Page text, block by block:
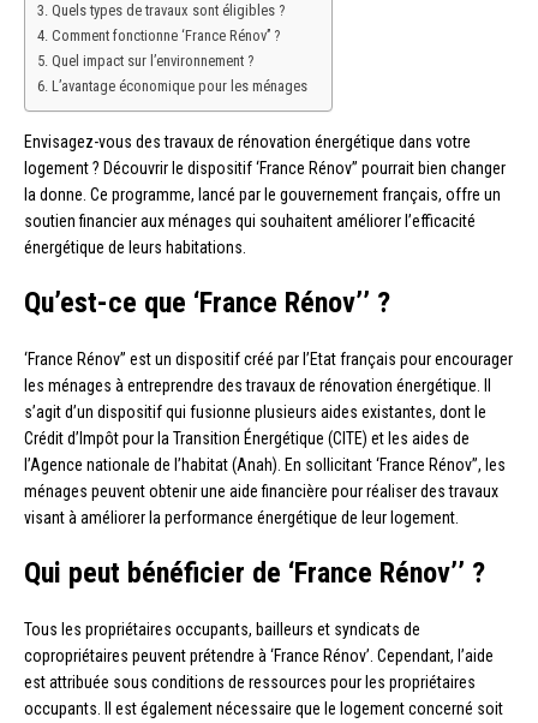
Quels types de travaux sont éligibles ?
Comment fonctionne ‘France Rénov’’ ?
Quel impact sur l’environnement ?
L’avantage économique pour les ménages
Envisagez-vous des travaux de rénovation énergétique dans votre
logement ? Découvrir le dispositif ‘France Rénov’’ pourrait bien changer
la donne. Ce programme, lancé par le gouvernement français, offre un
soutien financier aux ménages qui souhaitent améliorer l’efficacité
énergétique de leurs habitations.
Qu’est-ce que ‘France Rénov’’ ?
‘France Rénov’’ est un dispositif créé par l’Etat français pour encourager
les ménages à entreprendre des travaux de rénovation énergétique. Il
s’agit d’un dispositif qui fusionne plusieurs aides existantes, dont le
Crédit d’Impôt pour la Transition Énergétique (CITE) et les aides de
l’Agence nationale de l’habitat (Anah). En sollicitant ‘France Rénov’’, les
ménages peuvent obtenir une aide financière pour réaliser des travaux
visant à améliorer la performance énergétique de leur logement.
Qui peut bénéficier de ‘France Rénov’’ ?
Tous les propriétaires occupants, bailleurs et syndicats de
copropriétaires peuvent prétendre à ‘France Rénov’. Cependant, l’aide
est attribuée sous conditions de ressources pour les propriétaires
occupants. Il est également nécessaire que le logement concerné soit